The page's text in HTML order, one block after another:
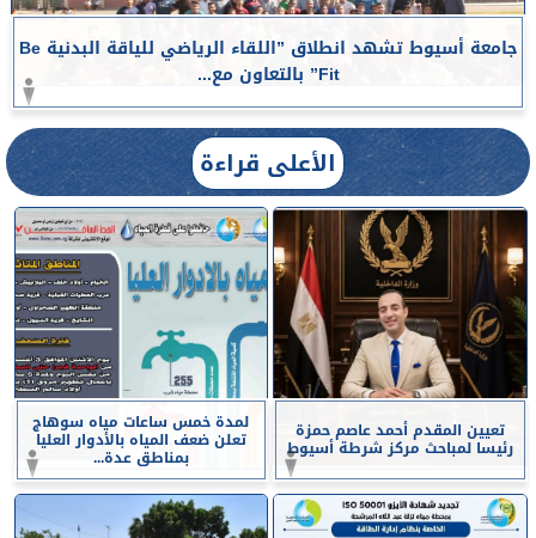
جامعة أسيوط تشهد انطلاق ”اللقاء الرياضي للياقة البدنية Be
Fit” بالتعاون مع...
الأعلى قراءة
تعيين المقدم أحمد عاصم حمزة
رئيسا لمباحث مركز شرطة أسيوط
لمدة خمس ساعات مياه سوهاج
تعلن ضعف المياه بالأدوار العليا
بمناطق عدة...